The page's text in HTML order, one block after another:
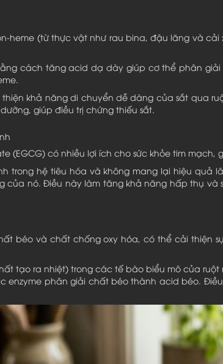
heme (từ thực vật như rau bina, đậu lăng và
cách tăng acid dạ dày giúp cơ thể phân
khả năng di chuyển dễ dàng của sắt qua
giúp điều trị chứng thiếu sắt.
(EGCG) có nhiều lợi ích cho sức khỏe tim
trong hệ tiêu hóa và không mang lại hiệu quả
nó. Điều này làm tăng khả năng hấp thụ và
béo và chất chống oxy hóa, có thể cải thiện
tạo ra nhiệt) trong các tế bào biểu mô của
phân giải chất béo thành acid béo.